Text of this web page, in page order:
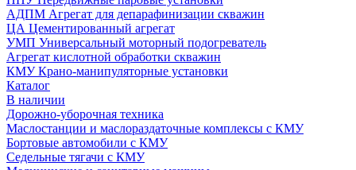
АДПМ Агрегат для депарафинизации скважин
ЦА Цементированный агрегат
УМП Универсальный моторный подогреватель
Агрегат кислотной обработки скважин
КМУ Крано-манипуляторные установки
Каталог
В наличии
Дорожно-уборочная техника
Маслостанции и маслораздаточные комплексы с КМУ
Бортовые автомобили с КМУ
Седельные тягачи с КМУ